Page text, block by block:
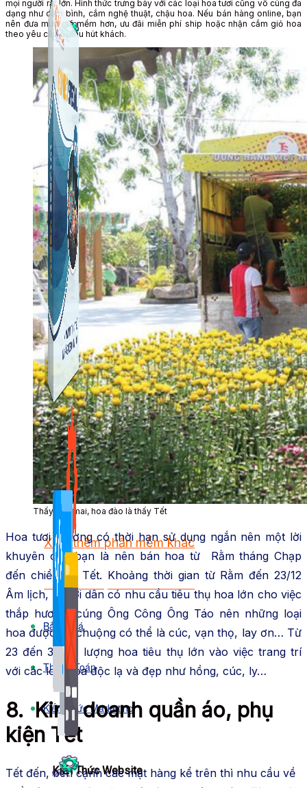
Công Cụ Marketing
1,066 bài viết
Thủ Thuật Facebook
536 bài viết
Kiếm Tiền MMO
1,422 bài viết
Kiến Thức Website
Combo Special
Combo 3 phần mềm tự chọn: chương trình bán hàng
mà ATPTeam triển khai.
Xem thêm phần mềm khác
Xem thêm phần mềm khác
Bảng Giá
Thanh Toán
Kiến Thức Marketing
mọi người rất lớn. Hình thức trưng bày với các loại hoa tươi cũng vô cùng đa
dạng như cắm bình, cắm nghệ thuật, chậu hoa. Nếu bán hàng online, bạn
nên đưa mức giá mềm hơn, ưu đãi miễn phí ship hoặc nhận cắm giỏ hoa
theo yêu cầu để thu hút khách.
Thấy hoa mai, hoa đào là thấy Tết
Hoa tươi thường có thời hạn sử dụng ngắn nên một lời
khuyên cho bạn là nên bán hoa từ Rằm tháng Chạp
đến chiều 30 Tết. Khoảng thời gian từ Rằm đến 23/12
Âm lịch, người dân có nhu cầu tiêu thụ hoa lớn cho việc
thắp hương, cúng Ông Công Ông Táo nên những loại
hoa được ưa chuộng có thể là cúc, vạn thọ, lay ơn… Từ
23 đến 30/12, lượng hoa tiêu thụ lớn vào việc trang trí
với các loại hoa độc lạ và đẹp như hồng, cúc, ly…
8. Kinh doanh quần áo, phụ
kiện Tết
Tết đến, bên cạnh các mặt hàng kể trên thì nhu cầu về